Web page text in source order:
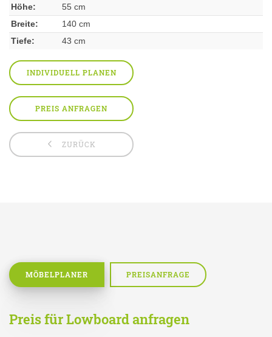
Höhe:
55 cm
Breite:
140 cm
Tiefe:
43 cm
INDIVIDUELL PLANEN
PREIS ANFRAGEN
ZURÜCK
MÖBELPLANER PREISANFRAGE
Preis für Lowboard anfragen